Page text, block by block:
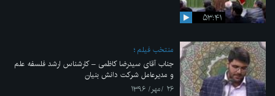
۵۳:۴۱
منتخب فیلم
جناب آقای سیدرضا کاظمی – کارشناس ارشد فلسفه علم
و مدیرعامل شرکت دانش بنیان
۲۶ /مهر/ ۱۳۹۶